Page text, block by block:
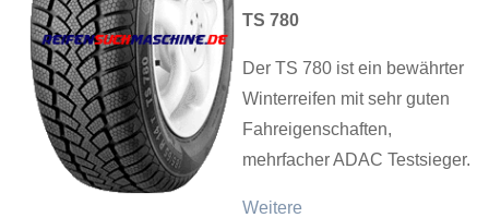
TS 780
Der TS 780 ist ein bewährter
Winterreifen mit sehr guten
Fahreigenschaften,
mehrfacher ADAC Testsieger.
Weitere